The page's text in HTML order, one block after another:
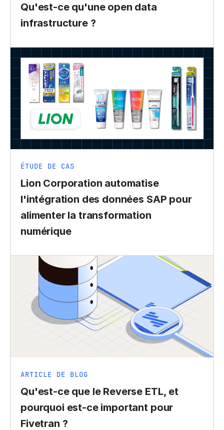
Qu'est-ce qu'une open data
infrastructure ?
ÉTUDE DE CAS
Lion Corporation automatise
l'intégration des données SAP pour
alimenter la transformation
numérique
ARTICLE DE BLOG
Qu'est-ce que le Reverse ETL, et
pourquoi est-ce important pour
Fivetran ?